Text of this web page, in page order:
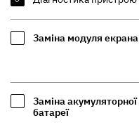
Заміна модуля екрана
Заміна акумуляторної
батареї